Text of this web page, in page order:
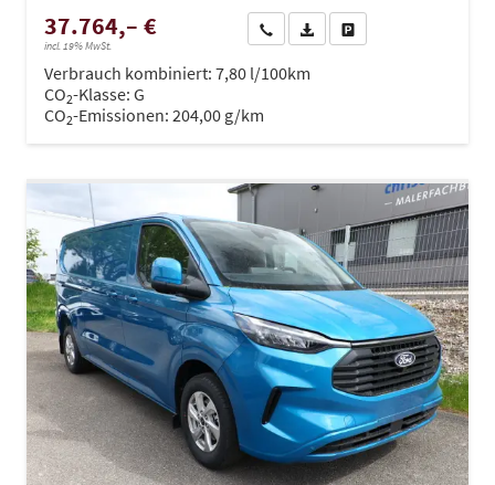
37.764,– €
incl. 19% MwSt.
Wir rufen Sie anPDF-Datei, Fahrzeugexposé
Verbrauch kombiniert: 7,80 l/100km
CO2-Klasse: G
CO2-Emissionen: 204,00 g/km